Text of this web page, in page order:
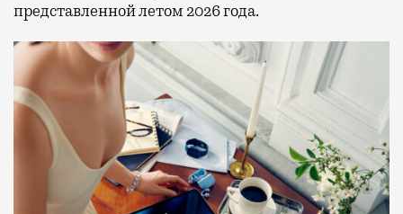
представленной летом 2026 года.